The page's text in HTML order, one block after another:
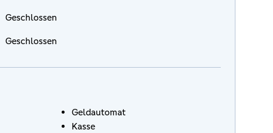
Geschlossen
Geschlossen
Geldautomat
Kasse